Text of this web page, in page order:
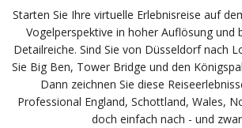
Starten Sie Ihre virtuelle Erlebnisreise auf
Vogelperspektive in hoher Auflösung und
Detailreiche. Sind Sie von Düsseldorf nach
Sie Big Ben, Tower Bridge und den
Dann zeichnen Sie diese
Professional England, Schottland, Wales,
doch einfach nach - und